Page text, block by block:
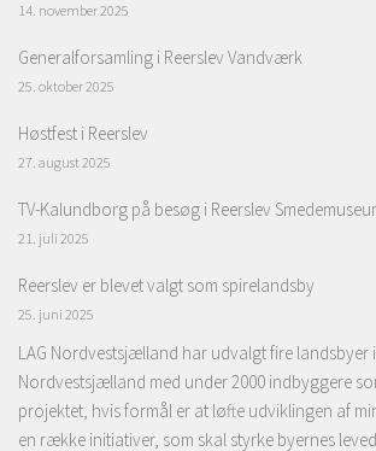
14. november 2025
Generalforsamling i Reerslev Vandværk
25. oktober 2025
Høstfest i Reerslev
27. august 2025
TV-Kalundborg på besøg i Reerslev
21. juli 2025
Reerslev er blevet valgt som spirelandsby
25. juni 2025
LAG Nordvestsjælland har udvalgt fire landsbyer i
Nordvestsjælland med under 2000 indbyggere
projektet, hvis formål er at løfte udviklingen af
en række initiativer, som skal styrke byernes